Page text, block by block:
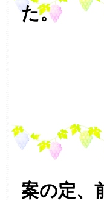
た。
案の定、